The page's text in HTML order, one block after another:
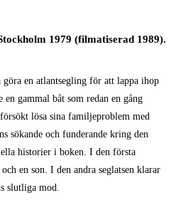
1979 (filmatiserad 1989).
en atlantsegling för att lappa ihop
gammal båt som redan en gång
lösa sina familjeproblem med
sökande och funderande kring den
historier i boken. I den första
en son. I den andra seglatsen klarar
slutliga mod.